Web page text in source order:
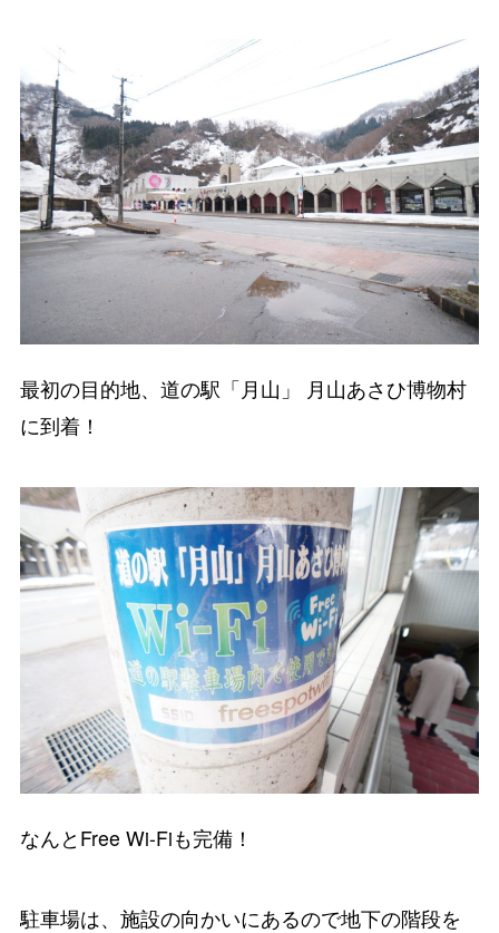
最初の目的地、道の駅「月山」 月山あさひ博物村
に到着！
なんとFree Wi-Fiも完備！
駐車場は、施設の向かいにあるので地下の階段を